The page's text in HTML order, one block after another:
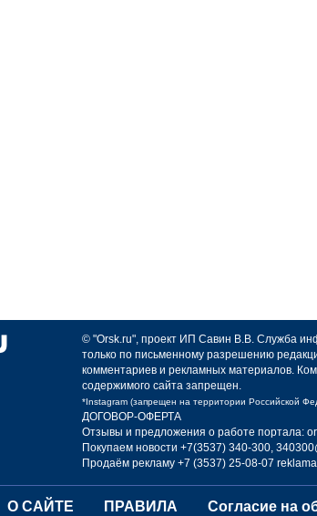
© "Orsk.ru", проект ИП Савин В.В. Служба
только по письменному разрешению
комментариев и рекламных материалов.
содержимого сайта запрещен.
*Instagram (запрещен на территории Российской
ДОГОВОР-ОФЕРТА
Отзывы и предложения о работе портала:
Покупаем новости +7(3537) 340-300,
Продаём рекламу +7 (3537) 25-08-07
О САЙТЕ ПРАВИЛА Согласие на